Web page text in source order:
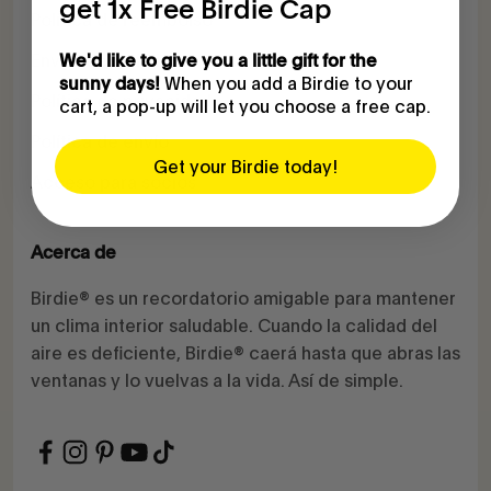
Política de reembolso
Enviar desistimiento
Política de privacidad
Política de envío
Acceso para socios
Acerca de
Birdie® es un recordatorio amigable para mantener
un clima interior saludable. Cuando la calidad del
aire es deficiente, Birdie® caerá hasta que abras las
ventanas y lo vuelvas a la vida. Así de simple.
get 1x Free Birdie Cap
We'd like to give you a little gift for the
sunny days! When you add a Birdie to your
cart, a pop-up will let you choose a free cap.
Get your Birdie today!